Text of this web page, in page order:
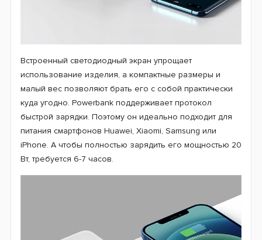
Встроенный светодиодный экран упрощает
использование изделия, а компактные размеры и
малый вес позволяют брать его с собой практически
куда угодно. Powerbank поддерживает протокол
быстрой зарядки. Поэтому он идеально подходит для
питания смартфонов Huawei, Xiaomi, Samsung или
iPhone. А чтобы полностью зарядить его мощностью 20
Вт, требуется 6-7 часов.